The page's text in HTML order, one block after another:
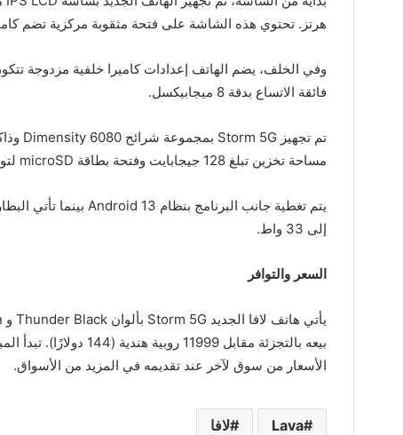
هرتز. تحتوي هذه الشاشة على فتحة مثقوبة مركزية تضم كاميرا سيلفي
فائقة الاتساع بدقة 8 ميجابيكسل.
مساحة تخزين تبلغ 128 جيجابايت وفتحة بطاقة microSD لتوسيع الذاكرة.
إلى 33 واط.
السعر والتوافر
الأسعار من سوق لآخر عند تقديمه في المزيد من الأسواق.
Lava لافا